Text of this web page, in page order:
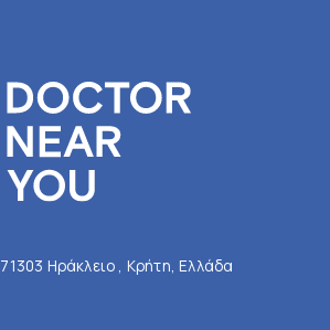
Ηράκλειο , Κρήτη, Ελλάδα